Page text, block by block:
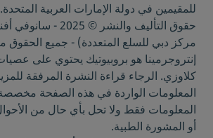
kidshealth.org/en/parents/
. Last visited on 11 February
2021
Hopkins Medicine. Diarrhea in
www.hopkinsmedicine.org/
and-diseases/diarrhea-in-
visited on 11 February 2021
Research and Innovation.
للمقيمين في دولة الإمارات العربية المتحدة.
حقوق التأليف والنشر
مركز دبي للسلع المتعددة) - جميع الحقوق
إنتروجرمينا هو بروبيوتيك يحتوي على
كلاوزي. الرجاء قراءة النشرة المرفقة
المعلومات الواردة في هذه الصفحة
المعلومات فقط ولا تحل بأي حال من
أو المشورة الطبية.